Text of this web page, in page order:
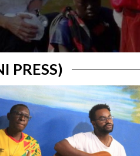
PRESS)